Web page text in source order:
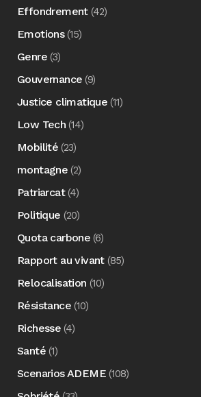
Effondrement(42)
Emotions(15)
Genre (3)
Gouvernance (9)
Justice climatique (11)
Low Tech (14)
Mobilité (23)
montagne (2)
Patriarcat(4)
Politique (20)
Quota carbone (6)
Rapport au vivant(85)
Relocalisation (10)
Résistance (10)
Richesse (4)
Santé (1)
Scenarios ADEME (108)